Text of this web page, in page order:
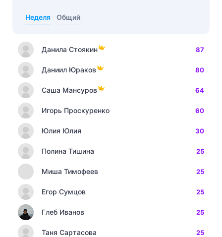
Неделя Общий
Данила Стоякин 87
Даниил Юраков 80
Саша Мансуров 64
Игорь Проскуренко 60
Юлия Юлия 30
Полина Тишина 25
Миша Тимофеев 25
Егор Сумцов 25
Глеб Иванов 25
Таня Сартасова 25